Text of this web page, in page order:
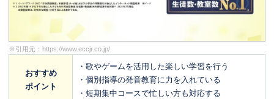
※引用元： https://www.eccjr.co.jp/
おすすめ
ポイント
・歌やゲームを活用した楽しい学習を行う
・個別指導の発音教育に力を入れている
・短期集中コースで忙しい方も対応する